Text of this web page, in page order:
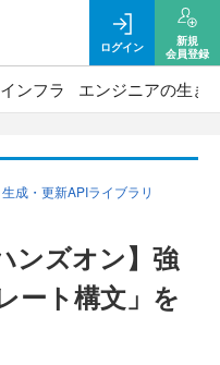
ログイン
新規
会員登録
インフラ エンジニアの生き
成・更新APIライブラリ
ンズオン】強
ート構文」を